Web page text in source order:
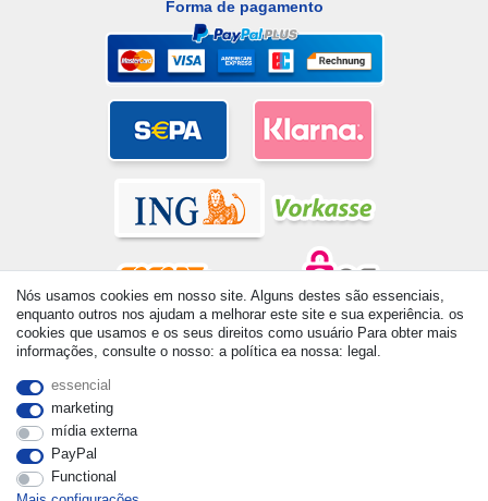
Forma de pagamento
© Copyright 2026 | Todos os direitos reservados. - All rights
reserved. Prices incl. VAT. 19% VAT Basic prices see article detail
Nós usamos cookies em nosso site. Alguns destes são essenciais,
enquanto outros nos ajudam a melhorar este site e sua experiência. os
cookies que usamos e os seus direitos como usuário Para obter mais
informações, consulte o nosso: a política ea nossa: legal.
essencial
marketing
mídia externa
PayPal
Functional